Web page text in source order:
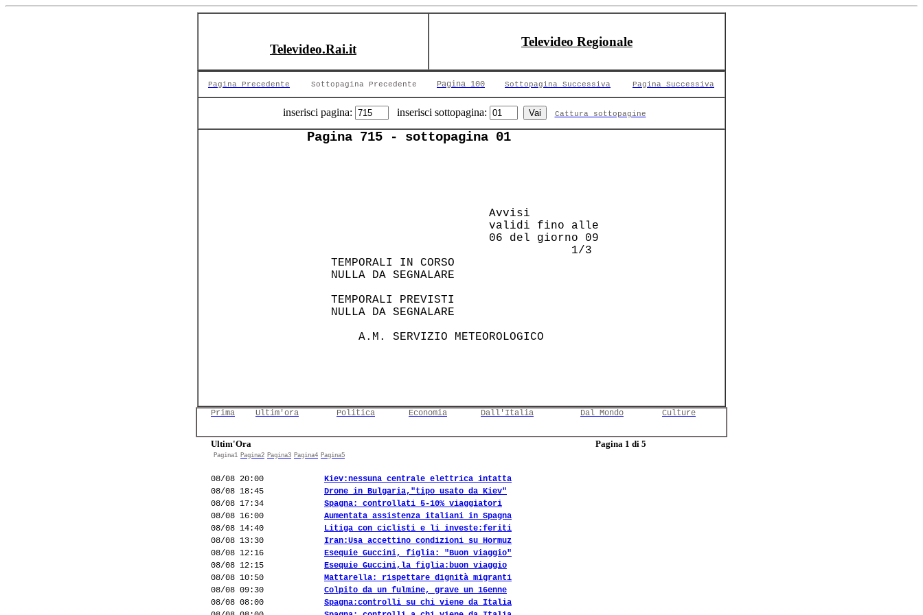
Televideo.Rai.it
Televideo Regionale
Pagina Precedente Sottopagina Precedente Pagina 100 Sottopagina Successiva Pagina Successiva
inserisci pagina: inserisci sottopagina: Cattura sottopagine
Pagina 715 - sottopagina 01
                        Avvisi
                        validi fino alle
                        06 del giorno 09
                                    1/3
TEMPORALI IN CORSO
NULLA DA SEGNALARE
TEMPORALI PREVISTI
NULLA DA SEGNALARE
Prima Ultim'ora Politica Economia Dall'Italia Dal Mondo Culture
Ultim'Ora Pagina 1 di 5
Pagina1 Pagina2 Pagina3 Pagina4 Pagina5
08/08 20:00
Kiev:nessuna centrale elettrica intatta
08/08 18:45
Drone in Bulgaria,"tipo usato da Kiev"
08/08 17:34
Spagna: controllati 5-10% viaggiatori
08/08 16:00
Aumentata assistenza italiani in Spagna
08/08 14:40
Litiga con ciclisti e li investe:feriti
08/08 13:30
Iran:Usa accettino condizioni su Hormuz
08/08 12:16
Esequie Guccini, figlia: "Buon viaggio"
08/08 12:15
Esequie Guccini,la figlia:buon viaggio
08/08 10:50
Mattarella: rispettare dignità migranti
08/08 09:30
Colpito da un fulmine, grave un 16enne
08/08 08:00
Spagna:controlli su chi viene da Italia